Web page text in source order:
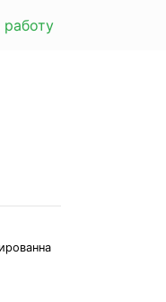
работу